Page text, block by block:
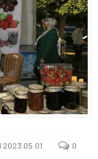
2023 05:01 0